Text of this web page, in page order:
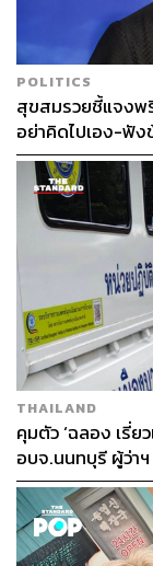
POLITICS
สุขสมรวยชี้แจงพ
อย่าคิดไปเอง-ฟัง
ไม่จริง
THAILAND
คุมตัว ‘ฉลอง เรี่ย
อบจ.นนทบุรี ผู้ว่า